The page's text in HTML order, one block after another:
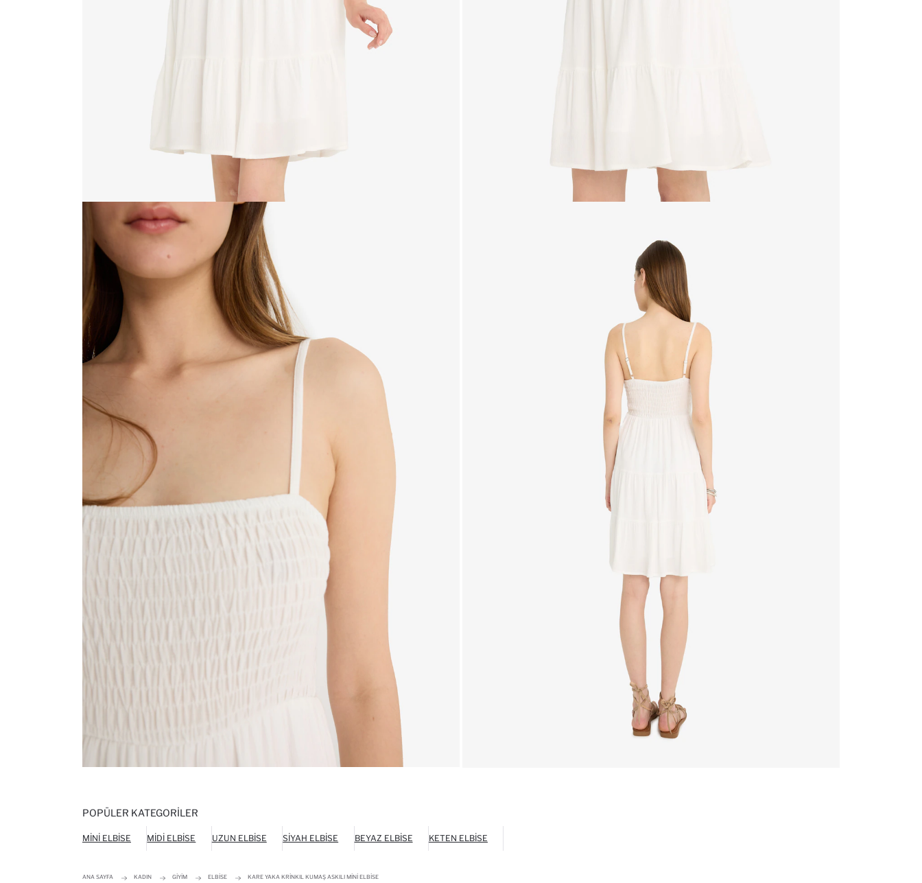
POPÜLER KATEGORILER
MINI ELBISE MIDI ELBISE UZUN ELBISE SIYAH ELBISE BEYAZ ELBISE KETEN ELBISE
ANA SAYFA KADIN GIYIM ELBISE KARE YAKA KRINKIL KUMAŞ ASKILI MINI ELBISE